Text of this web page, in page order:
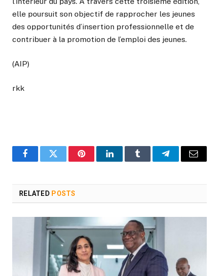
elle poursuit son objectif de rapprocher les jeunes
des opportunités d’insertion professionnelle et de
contribuer à la promotion de l’emploi des jeunes.
(AIP)
rkk
FacebookTwitter PinterestLinkedInTumblr TelegramEmail
RELATED POSTS